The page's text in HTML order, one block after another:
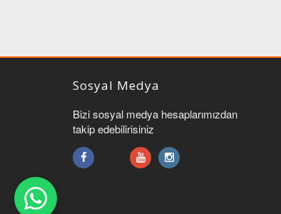
Sosyal Medya
Bizi sosyal medya hesaplarımızdan
takip edebilirisiniz